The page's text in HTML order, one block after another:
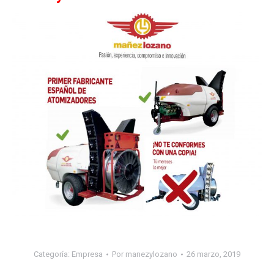
Categoría: Empresa Por manezylozano 26 marzo, 2019